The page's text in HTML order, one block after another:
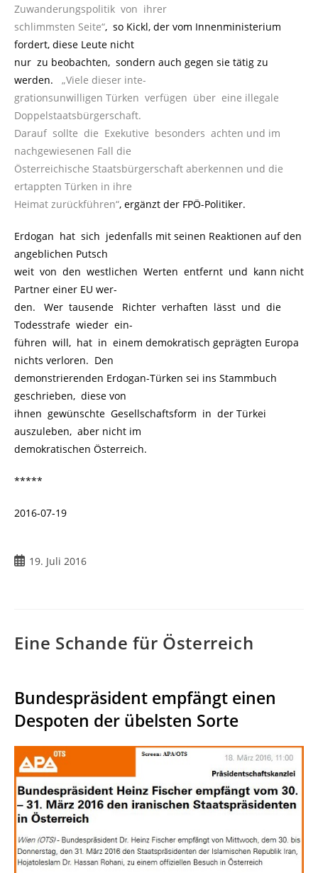
Zuwanderungspolitik von ihrer
schlimmsten Seite“, so Kickl, der vom Innenministerium
fordert, diese Leute nicht
nur zu beobachten, sondern auch gegen sie tätig zu
werden.
„Viele dieser inte-
grationsunwilligen Türken verfügen über eine illegale
Doppelstaatsbürgerschaft.
Darauf sollte die Exekutive besonders achten und im
nachgewiesenen Fall die
Österreichische Staatsbürgerschaft aberkennen und die
ertappten Türken in ihre
Heimat zurückführen“, ergänzt der FPÖ-Politiker.
Erdogan hat sich jedenfalls mit seinen Reaktionen auf den
angeblichen Putsch
weit von den westlichen Werten entfernt und kann nicht
Partner einer EU wer-
den. Wer tausende Richter verhaften lässt und die
Todesstrafe wieder ein-
führen will, hat in einem demokratisch geprägten Europa
nichts verloren. Den
demonstrierenden Erdogan-Türken sei ins Stammbuch
geschrieben, diese von
ihnen gewünschte Gesellschaftsform in der Türkei
auszuleben, aber nicht im
demokratischen Österreich.
*****
2016-07-19
19. Juli 2016
Eine Schande für Österreich
Bundespräsident empfängt einen
Despoten der übelsten Sorte